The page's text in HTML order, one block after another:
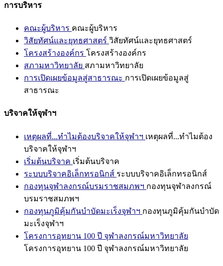
การบริหาร
คณะผู้บริหาร คณะผู้บริหาร
วิสัยทัศน์และยุทธศาสตร์ วิสัยทัศน์และยุทธศาสตร์
โครงสร้างองค์กร โครงสร้างองค์กร
สภามหาวิทยาลัย สภามหาวิทยาลัย
การเปิดเผยข้อมูลสู่สาธารณะ การเปิดเผยข้อมูลสู่
สาธารณะ
บริจาคให้จุฬาฯ
เหตุผลที่...ทำไมต้องบริจาคให้จุฬาฯ เหตุผลที่...ทำไมต้อง
บริจาคให้จุฬาฯ
เริ่มต้นบริจาค เริ่มต้นบริจาค
ระบบบริจาคอิเล็กทรอนิกส์ ระบบบริจาคอิเล็กทรอนิกส์
กองทุนจุฬาลงกรณ์บรมราชสมภพฯ กองทุนจุฬาลงกรณ์
บรมราชสมภพฯ
กองทุนภูมิคุ้มกันบำบัดมะเร็งจุฬาฯ กองทุนภูมิคุ้มกันบำบัด
มะเร็งจุฬาฯ
โครงการอุทยาน 100 ปี จุฬาลงกรณ์มหาวิทยาลัย
โครงการอุทยาน 100 ปี จุฬาลงกรณ์มหาวิทยาลัย